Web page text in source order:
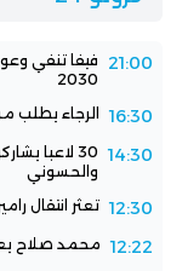
21:00
فيفا تنفي
2030
16:30 الرجاء يطلب
14:30
30 لاعبا
والحسوني
12:30 تعثر انتقال
12:22 محمد صلاح